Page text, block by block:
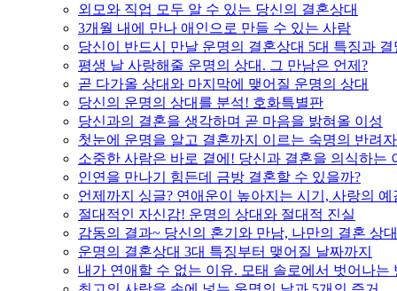
외모와 직업 모두 알 수 있는 당신의 결혼상대
3개월 내에 만나 애인으로 만들 수 있는 사람
당신이 반드시 만날 운명의 결혼상대 5대 특징과 결
평생 날 사랑해줄 운명의 상대. 그 만남은 언제?
곧 다가올 상대와 마지막에 맺어질 운명의 상대
당신의 운명의 상대를 분석! 호화특별판
당신과의 결혼을 생각하며 곧 마음을 밝혀올 이성
첫눈에 운명을 알고 결혼까지 이르는 숙명의 반려자
소중한 사람은 바로 곁에! 당신과 결혼을 의식하는
인연을 만나기 힘든데 금방 결혼할 수 있을까?
언제까지 싱글? 연애운이 높아지는 시기, 사랑의 예
절대적인 자신감! 운명의 상대와 절대적 진실
감동의 결과~ 당신의 혼기와 만남, 나만의 결혼 상대
운명의 결혼상대 3대 특징부터 맺어질 날짜까지
내가 연애할 수 없는 이유. 모태 솔로에서 벗어나는